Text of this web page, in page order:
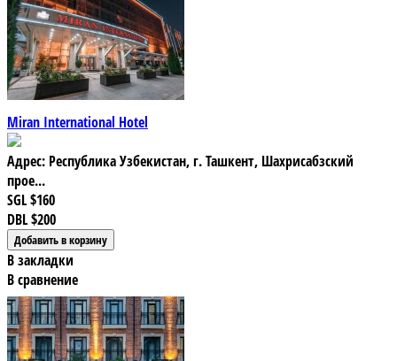
Miran International Hotel
Адрес: Республика Узбекистан, г. Ташкент, Шахрисабзский
прое...
SGL$160
DBL$200
В закладки
В сравнение